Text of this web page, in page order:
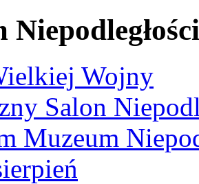
Niepodległości
Wojny
Salon
Muzeum